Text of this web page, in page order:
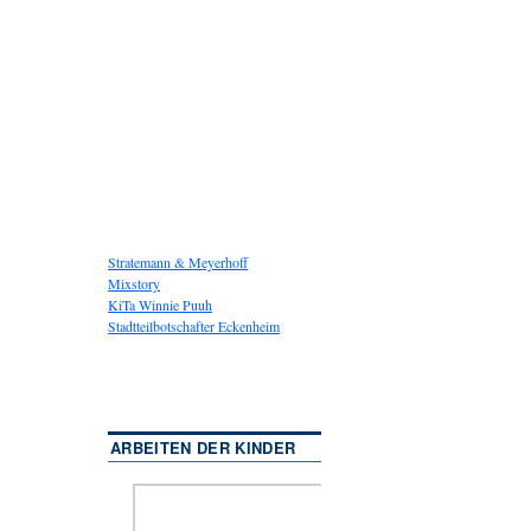
Stratemann & Meyerhoff
Mixstory
KiTa Winnie Puuh
Stadtteilbotschafter Eckenheim
ARBEITEN DER KINDER